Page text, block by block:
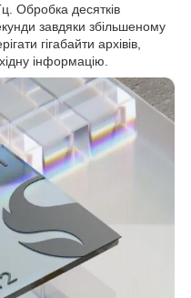
Обробка десятків
завдяки збільшеному
гігабайти архівів,
інформацію.